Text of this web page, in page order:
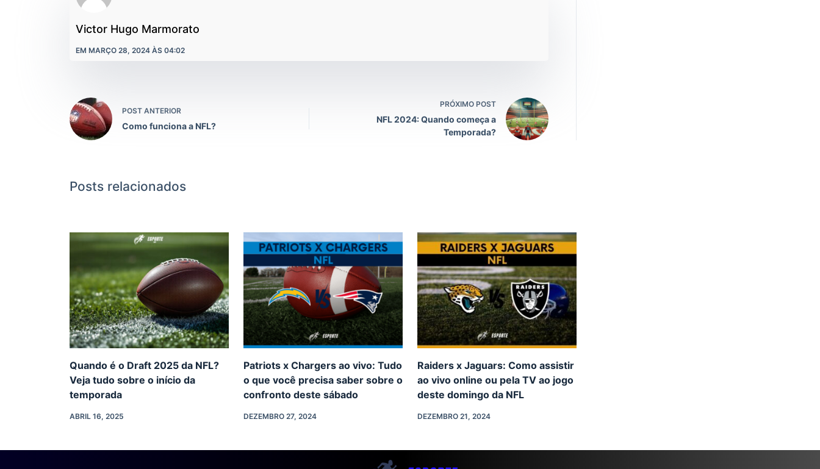
Victor Hugo Marmorato
EM MARÇO 28, 2024 ÀS 04:02
POST ANTERIOR
Como funciona a NFL?
PRÓXIMO POST
NFL 2024: Quando começa a
Temporada?
Posts relacionados
Quando é o Draft 2025 da NFL?
Veja tudo sobre o início da
temporada
ABRIL 16, 2025
Patriots x Chargers ao vivo: Tudo
o que você precisa saber sobre o
confronto deste sábado
DEZEMBRO 27, 2024
Raiders x Jaguars: Como assistir
ao vivo online ou pela TV ao jogo
deste domingo da NFL
DEZEMBRO 21, 2024